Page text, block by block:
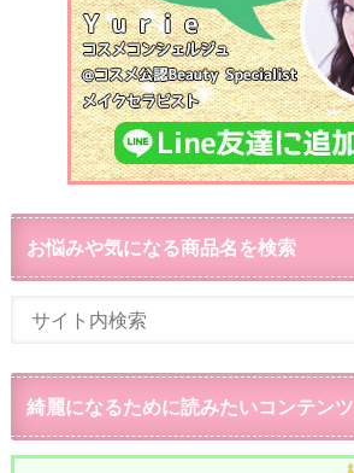
お悩みや気になる商品名を検索
綺麗になるために読みたいコンテンツ